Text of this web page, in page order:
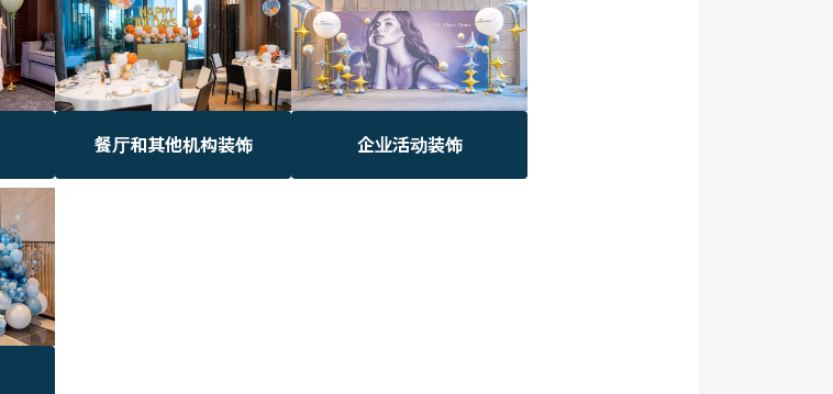
餐厅和其他机构装饰 企业活动装饰